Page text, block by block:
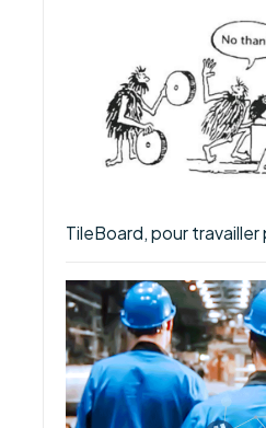
TileBoard, pour